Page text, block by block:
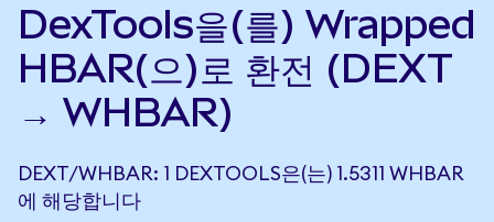
DexTools을(를) Wrapped
HBAR(으)로 환전 (DEXT
→ WHBAR)
DEXT/WHBAR: 1 DEXTOOLS은(는) 1.5311 WHBAR
에 해당합니다